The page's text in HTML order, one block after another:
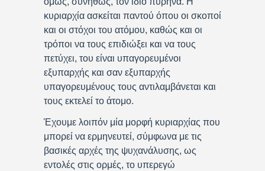
κυριαρχία ασκείται παντού όπου οι σκοποί
και οι στόχοι του ατόμου, καθώς και οι
τρόποι να τους επιδιώξει και να τους
πετύχει, του είναι υπαγορευμένοι
εξυπαρχής και σαν εξυπαρχής
υπαγορευμένους τους αντιλαμβάνεται και
τους εκτελεί το άτομο.
Έχουμε λοιπόν μία μορφή κυριαρχίας που
μπορεί να ερμηνευτεί, σύμφωνα με τις
βασικές αρχές της ψυχανάλυσης, ως
εντολές στις ορμές, το υπερεγώ